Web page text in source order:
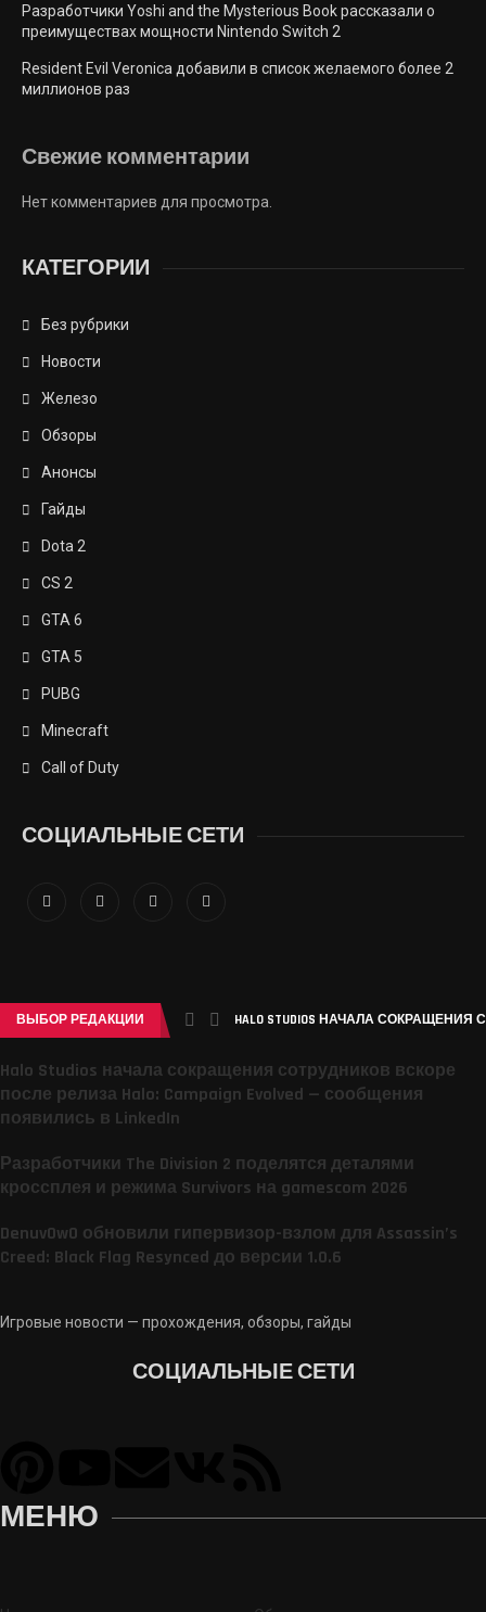
Разработчики Yoshi and the Mysterious Book рассказали о
преимуществах мощности Nintendo Switch 2
Resident Evil Veronica добавили в список желаемого более 2
миллионов раз
Свежие комментарии
Нет комментариев для просмотра.
КАТЕГОРИИ
Без рубрики
Новости
Железо
Обзоры
Анонсы
Гайды
Dota 2
CS 2
GTA 6
GTA 5
PUBG
Minecraft
Call of Duty
СОЦИАЛЬНЫЕ СЕТИ
ВЫБОР РЕДАКЦИИ HALO STUDIOS НАЧАЛА
Halo Studios начала сокращения сотрудников вскоре
после релиза Halo: Campaign Evolved — сообщения
появились в LinkedIn
Разработчики The Division 2 поделятся деталями
кроссплея и режима Survivors на gamescom 2026
DenuvOwO обновили гипервизор-взлом для Assassin’s
Creed: Black Flag Resynced до версии 1.0.6
Игровые новости — прохождения, обзоры, гайды
СОЦИАЛЬНЫЕ СЕТИ
МЕНЮ